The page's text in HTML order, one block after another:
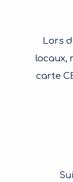
Lors
locaux,
carte